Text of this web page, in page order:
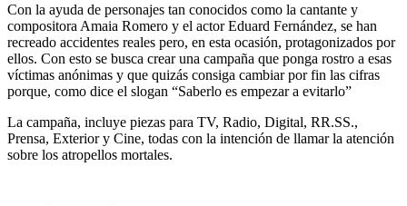
Con la ayuda de personajes tan conocidos como la cantante y
compositora Amaia Romero y el actor Eduard Fernández, se han
recreado accidentes reales pero, en esta ocasión, protagonizados por
ellos. Con esto se busca crear una campaña que ponga rostro a esas
víctimas anónimas y que quizás consiga cambiar por fin las cifras
porque, como dice el slogan “Saberlo es empezar a evitarlo”
La campaña, incluye piezas para TV, Radio, Digital, RR.SS.,
Prensa, Exterior y Cine, todas con la intención de llamar la atención
sobre los atropellos mortales.